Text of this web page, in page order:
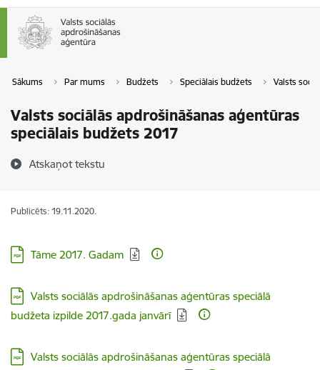
Sākums Par mums Budžets Speciālais budžets Valsts
Valsts sociālās apdrošināšanas aģentūras
speciālais budžets 2017
Atskaņot tekstu
Publicēts: 19.11.2020.
Lejupielādēt:
Tāme 2017. Gadam
Lejupielādēt:
Valsts sociālās apdrošināšanas aģentūras speciālā
budžeta izpilde 2017.gada janvārī
Lejupielādēt:
Valsts sociālās apdrošināšanas aģentūras speciālā